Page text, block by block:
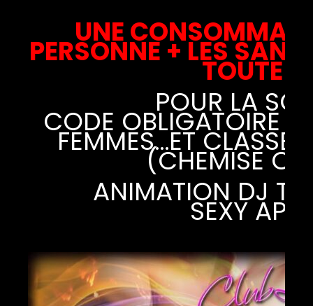
UNE
PERSONNE + LES
TOUTE
POUR LA
CODE OBLIGATOIRE
FEMMES…ET CLASSE
(CHEMISE
ANIMATION DJ
SEXY